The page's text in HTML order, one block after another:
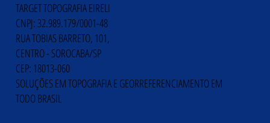
TARGET TOPOGRAFIA EIRELI
CNPJ: 32.989.179/0001-48
RUA TOBIAS BARRETO, 101,
CENTRO - SOROCABA/SP
CEP: 18013-060
SOLUÇÕES EM TOPOGRAFIA E GEORREFERENCIAMENTO EM
TODO BRASIL